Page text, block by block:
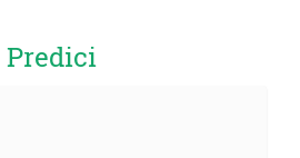
sebe ľud zvláštny, horlivý dobrých
napomínaj a karhaj s celým
Predici